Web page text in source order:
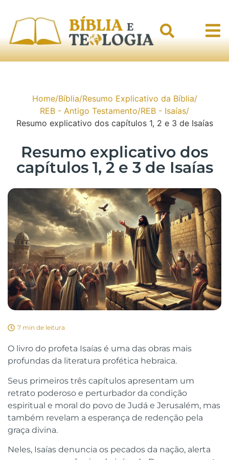
Home/Bíblia/Resumo Explicativo da Bíblia/
REB - Antigo Testamento/REB - Isaías/
Resumo explicativo dos capítulos 1, 2 e 3 de Isaías
Resumo explicativo dos
capítulos 1, 2 e 3 de Isaías
7 min de leitura
O livro do profeta Isaías é uma das obras mais
profundas da literatura profética hebraica.
Seus primeiros três capítulos apresentam um
retrato poderoso e perturbador da condição
espiritual e moral do povo de Judá e Jerusalém, mas
também revelam a esperança de redenção pela
graça divina.
Neles, Isaías denuncia os pecados da nação, alerta